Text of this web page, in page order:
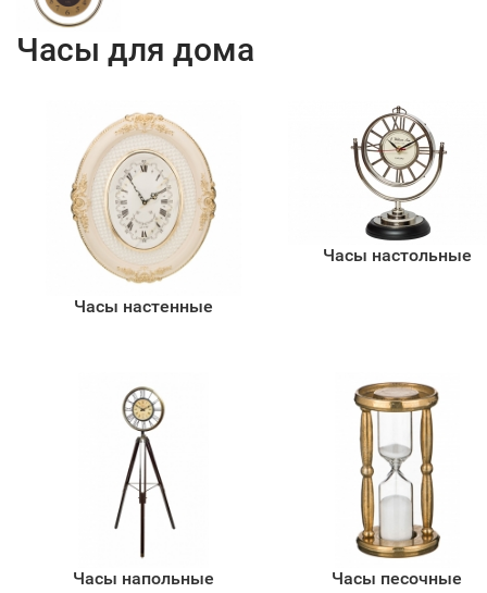
Часы для дома
Часы настенные
Часы настольные
Часы напольные Часы песочные